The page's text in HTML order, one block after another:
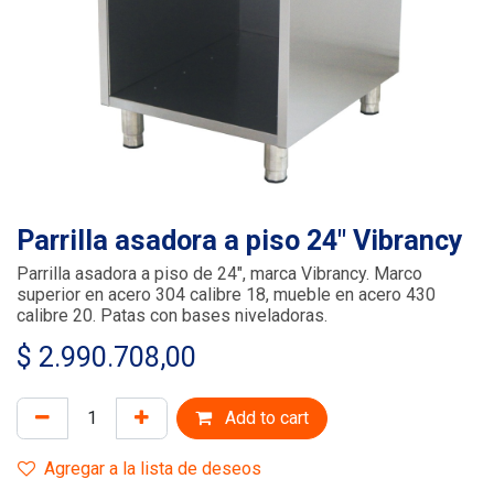
Parrilla asadora a piso 24" Vibrancy
Parrilla asadora a piso de 24", marca Vibrancy. Marco
superior en acero 304 calibre 18, mueble en acero 430
calibre 20. Patas con bases niveladoras.
$ 2.990.708,00
Add to cart
Agregar a la lista de deseos